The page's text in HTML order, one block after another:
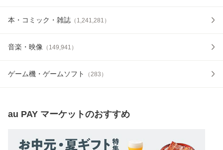
本・コミック・雑誌 （ 1,241,281 ）
音楽・映像 （ 149,941 ）
ゲーム機・ゲームソフト （283 ）
au PAY マーケットのおすすめ